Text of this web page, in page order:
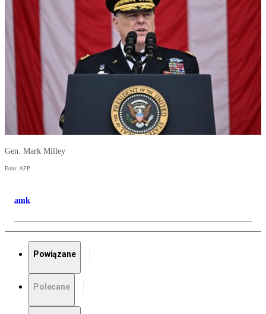
Gen. Mark Milley
Foto: AFP
amk
Powiązane
Polecane